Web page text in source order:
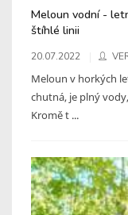
Meloun vodní -
štíhlé linii
20.07.2022
Meloun v horkých
chutná, je plný
Kromě t ...